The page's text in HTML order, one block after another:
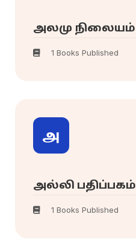
அலமு நிலையம்
1 Books Published
அ
அல்லி பதிப்பகம்
1 Books Published